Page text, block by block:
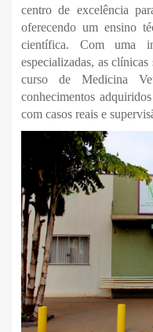
centro de excelência
oferecendo um ensino
científica. Com uma
especializadas, as
curso de Medicina
conhecimentos
com casos reais e